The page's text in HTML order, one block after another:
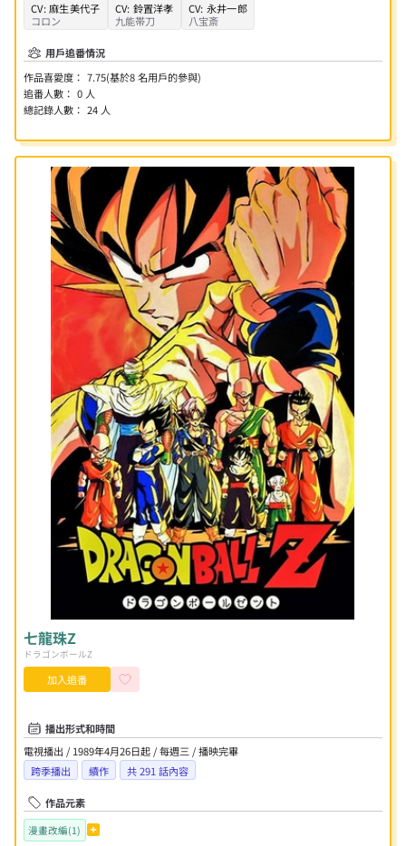
CV: 麻生美代子
コロン
CV: 鈴置洋孝
九能帯刀
CV: 永井一郎
八宝斎
用戶追番情況
作品喜愛度： 7.75(基於8名用戶的參與)
追番人數： 0 人
總記錄人數： 24 人
七龍珠Z
ドラゴンボールZ
加入追番
播出形式和時間
電視播出 / 1989年4月26日起 / 每週三 / 播映完畢
跨季播出
續作 共291 話內容
作品元素
漫畫改編(1)